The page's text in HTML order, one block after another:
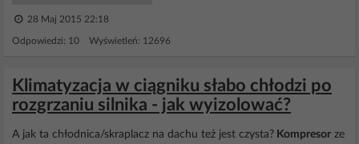
28 Maj 2015 22:18
Odpowiedzi: 10 Wyświetleń: 12696
Klimatyzacja w ciągniku słabo chłodzi po
rozgrzaniu silnika - jak wyizolować?
A jak ta chłodnica/skraplacz na dachu też jest czysta? Kompresor ze